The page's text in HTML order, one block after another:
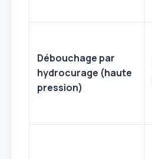
Débouchage par
hydrocurage (haute
pression)